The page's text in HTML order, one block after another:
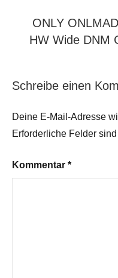
ONLY
HW Wide DNM
Schreibe einen
Deine E-Mail-Adresse
Erforderliche Felder
Kommentar *